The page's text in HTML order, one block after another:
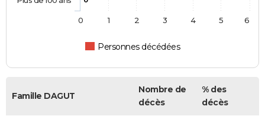
Personnes décédées
0 1 2 3 4 5 6
Famille DAGUT
Nombre de
décès
% des
décès